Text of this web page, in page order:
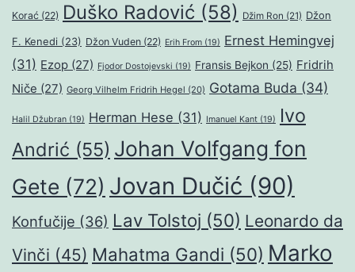
Korać (22) Duško Radović (58) Džim Ron (21) Džon
F. Kenedi (23) Džon Vuden (22) Erih From (19) Ernest Hemingvej
(31) Ezop (27) Fjodor Dostojevski (19) Fransis Bejkon (25) Fridrih
Niče (27) Georg Vilhelm Fridrih Hegel (20) Gotama Buda (34)
Halil Džubran (19) Herman Hese (31) Imanuel Kant (19)
Ivo
Andrić (55) Johan Volfgang fon
Gete (72) Jovan Dučić (90)
Konfučije (36) Lav Tolstoj (50) Leonardo da
Vinči (45) Mahatma Gandi (50) Marko